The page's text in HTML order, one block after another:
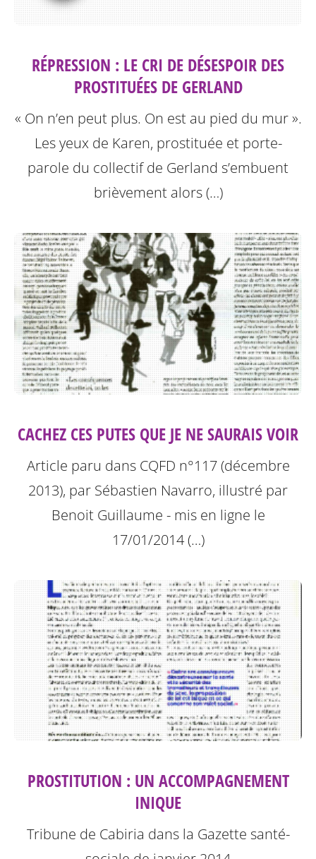
RÉPRESSION : LE CRI DE DÉSESPOIR DES
PROSTITUÉES DE GERLAND
« On n’en peut plus. On est au pied du mur ».
Les yeux de Karen, prostituée et porte-
parole du collectif de Gerland s’embuent
brièvement alors (…)
CACHEZ CES PUTES QUE JE NE SAURAIS VOIR
Article paru dans CQFD n°117 (décembre
2013), par Sébastien Navarro, illustré par
Benoit Guillaume - mis en ligne le
17/01/2014 (…)
PROSTITUTION : UN ACCOMPAGNEMENT
INIQUE
Tribune de Cabiria dans la Gazette santé-